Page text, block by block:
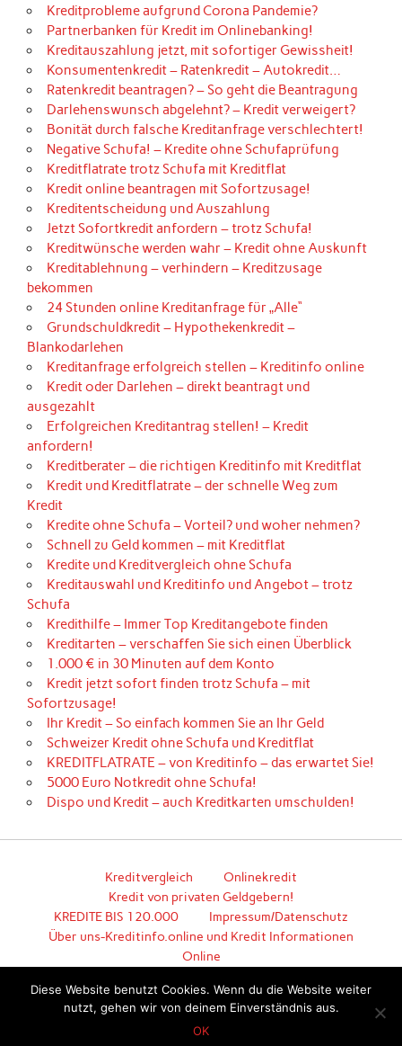
Kreditprobleme aufgrund Corona Pandemie?
Partnerbanken für Kredit im Onlinebanking!
Kreditauszahlung jetzt, mit sofortiger Gewissheit!
Konsumentenkredit – Ratenkredit – Autokredit…
Ratenkredit beantragen? – So geht die Beantragung
Darlehenswunsch abgelehnt? – Kredit verweigert?
Bonität durch falsche Kreditanfrage verschlechtert!
Negative Schufa! – Kredite ohne Schufaprüfung
Kreditflatrate trotz Schufa mit Kreditflat
Kredit online beantragen mit Sofortzusage!
Kreditentscheidung und Auszahlung
Jetzt Sofortkredit anfordern – trotz Schufa!
Kreditwünsche werden wahr – Kredit ohne Auskunft
Kreditablehnung – verhindern – Kreditzusage
bekommen
24 Stunden online Kreditanfrage für „Alle“
Grundschuldkredit – Hypothekenkredit –
Blankodarlehen
Kreditanfrage erfolgreich stellen – Kreditinfo online
Kredit oder Darlehen – direkt beantragt und
ausgezahlt
Erfolgreichen Kreditantrag stellen! – Kredit
anfordern!
Kreditberater – die richtigen Kreditinfo mit Kreditflat
Kredit und Kreditflatrate – der schnelle Weg zum
Kredit
Kredite ohne Schufa – Vorteil? und woher nehmen?
Schnell zu Geld kommen – mit Kreditflat
Kredite und Kreditvergleich ohne Schufa
Kreditauswahl und Kreditinfo und Angebot – trotz
Schufa
Kredithilfe – Immer Top Kreditangebote finden
Kreditarten – verschaffen Sie sich einen Überblick
1.000 € in 30 Minuten auf dem Konto
Kredit jetzt sofort finden trotz Schufa – mit
Sofortzusage!
Ihr Kredit – So einfach kommen Sie an Ihr Geld
Schweizer Kredit ohne Schufa und Kreditflat
KREDITFLATRATE – von Kreditinfo – das erwartet Sie!
5000 Euro Notkredit ohne Schufa!
Dispo und Kredit – auch Kreditkarten umschulden!
Kreditvergleich
Onlinekredit
Kredit von privaten Geldgebern!
KREDITE BIS 120.000
Impressum/Datenschutz
Über uns-Kreditinfo.online und Kredit Informationen
Online
Diese Website benutzt Cookies. Wenn du die Website weiter
nutzt, gehen wir von deinem Einverständnis aus.
OK